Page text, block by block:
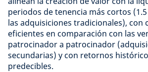
periodos de tenencia más cortos
las adquisiciones tradicionales), con
eficientes en comparación con las
patrocinador a patrocinador
secundarias) y con retornos
predecibles.